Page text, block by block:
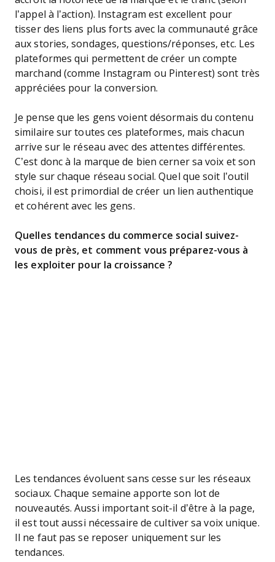
l’appel à l’action). Instagram est excellent pour
tisser des liens plus forts avec la communauté grâce
aux stories, sondages, questions/réponses, etc. Les
plateformes qui permettent de créer un compte
marchand (comme Instagram ou Pinterest) sont très
appréciées pour la conversion.
Je pense que les gens voient désormais du contenu
similaire sur toutes ces plateformes, mais chacun
arrive sur le réseau avec des attentes différentes.
C’est donc à la marque de bien cerner sa voix et son
style sur chaque réseau social. Quel que soit l’outil
choisi, il est primordial de créer un lien authentique
et cohérent avec les gens.
Quelles tendances du commerce social suivez-
vous de près, et comment vous préparez-vous à
les exploiter pour la croissance ?
Les tendances évoluent sans cesse sur les réseaux
sociaux. Chaque semaine apporte son lot de
nouveautés. Aussi important soit-il d’être à la page,
il est tout aussi nécessaire de cultiver sa voix unique.
Il ne faut pas se reposer uniquement sur les
tendances.